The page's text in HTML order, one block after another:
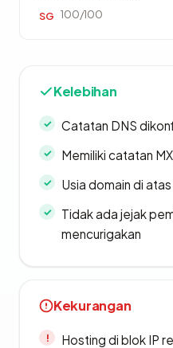
SG 100/100
Kelebihan
Catatan DNS
Memiliki catatan
Usia domain di
Tidak ada jejak
mencurigakan
Kekurangan
Hosting di blok IP